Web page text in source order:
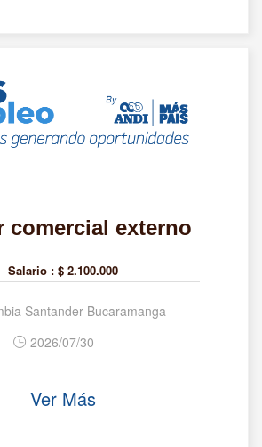
comercial externo
Salario : $ 2.100.000
Santander Bucaramanga
2026/07/30
Ver Más